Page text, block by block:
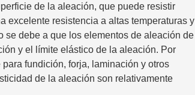
de la aleación, que puede resistir
excelente resistencia a altas temperaturas y
se debe a que los elementos de aleación de
y el límite elástico de la aleación. Por
fundición, forja, laminación y otros
de la aleación son relativamente